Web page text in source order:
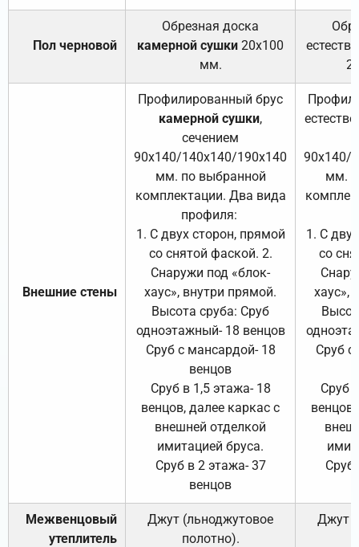
Пол черновой
Обрезная доска
камерной сушки 20х100
мм.
Внешние стены
Профилированный брус
камерной сушки,
сечением
90х140/140х140/190х140
мм. по выбранной
комплектации. Два вида
профиля:
1. С двух сторон, прямой
со снятой фаской. 2.
Снаружи под «блок-
хаус», внутри прямой.
Высота сруба: Сруб
одноэтажный- 18 венцов
Сруб с мансардой- 18
венцов
Сруб в 1,5 этажа- 18
венцов, далее каркас с
внешней отделкой
имитацией бруса.
Сруб в 2 этажа- 37
венцов
90х140/
мм.
1. С
со
хаус»,
Сруб с
Сруб
Сруб
Межвенцовый
утеплитель
Джут (льноджутовое
полотно).
Джут